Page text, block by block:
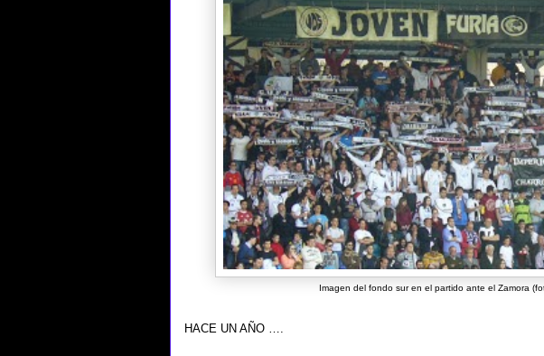
Imagen del fondo sur en el partido ante el Zamora
HACE UN AÑO ….